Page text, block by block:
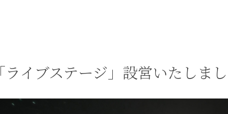
「ライブステージ」設営いたしま